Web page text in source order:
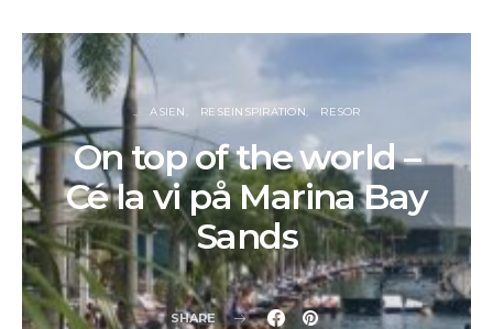
. ASIEN RESEINSPIRATION RESOR
On top of the world –
Cé la vi på Marina Bay
Sands
SHARE